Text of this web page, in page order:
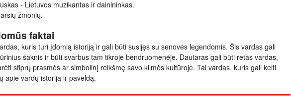
- Lietuvos muzikantas ir dainininkas.
žmonių.
faktai
kuris turi įdomią istoriją ir gali būti susijęs su senovės legendomis. Šis vardas gali
šaknis ir būti svarbus tam tikroje bendruomenėje. Dautaras gali būti retas vardas,
stiprų prasmės ar simbolinį reikšmę savo kilmės kultūroje. Tai vardas, kuris gali kelti
apie vardų istoriją ir paveldą.